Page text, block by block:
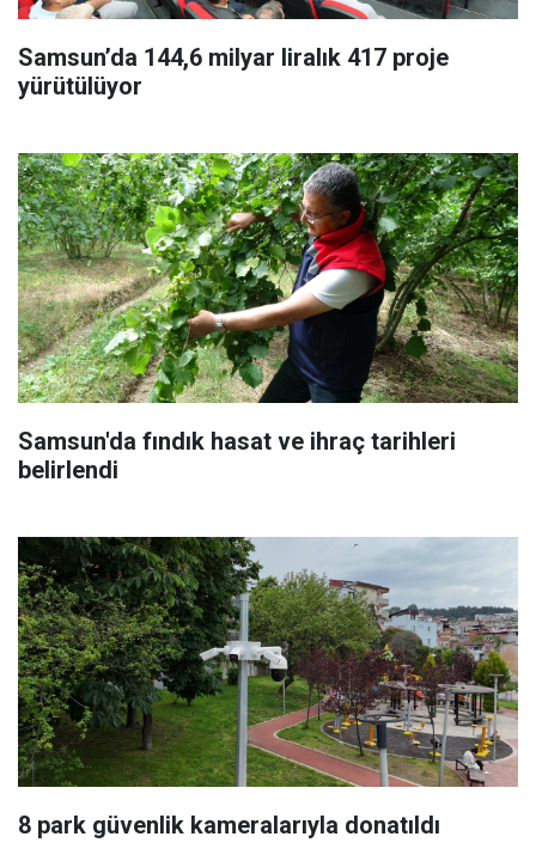
Samsun’da 144,6 milyar liralık 417 proje
yürütülüyor
Samsun'da fındık hasat ve ihraç tarihleri
belirlendi
8 park güvenlik kameralarıyla donatıldı